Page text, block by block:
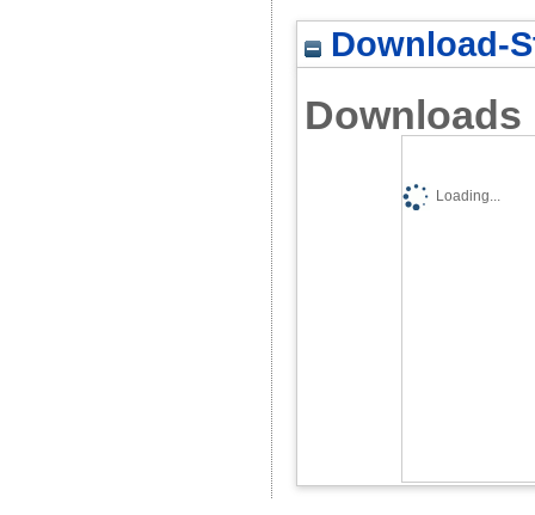
Download-
Downloads
Loading...